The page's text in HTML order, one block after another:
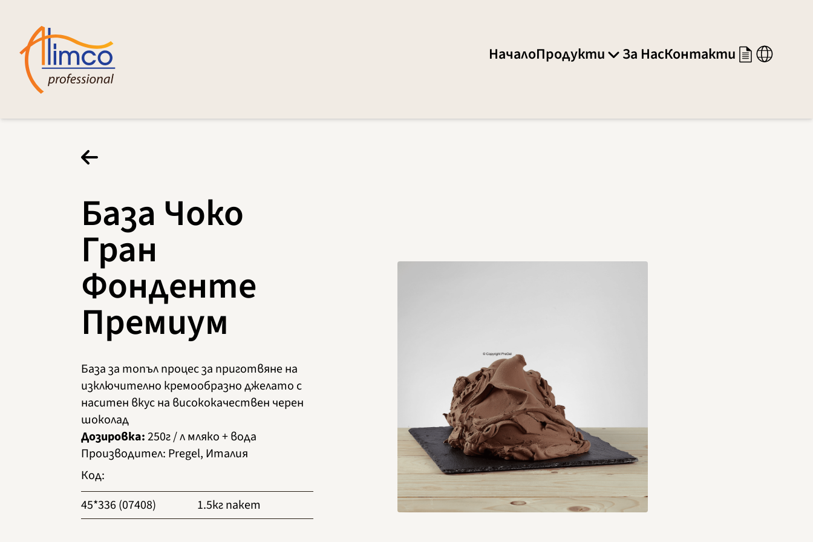
НачалоПродукти За НасКонтакти
База Чоко
Гран
Фонденте
Премиум
База за топъл процес за приготвяне на
изключително кремообразно джелато с
наситен вкус на висококачествен черен
шоколад
Дозировка:250г / л мляко + вода
Производител: Pregel, Италия
Код:
45*336 (07408)
1.5кг пакет